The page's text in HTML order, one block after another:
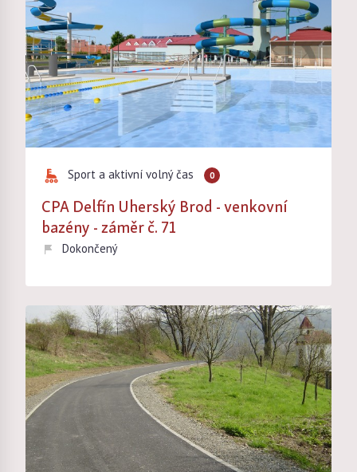
Sport a aktivní volný čas 0
CPA Delfín Uherský Brod - venkovní
bazény - záměr č. 71
Dokončený